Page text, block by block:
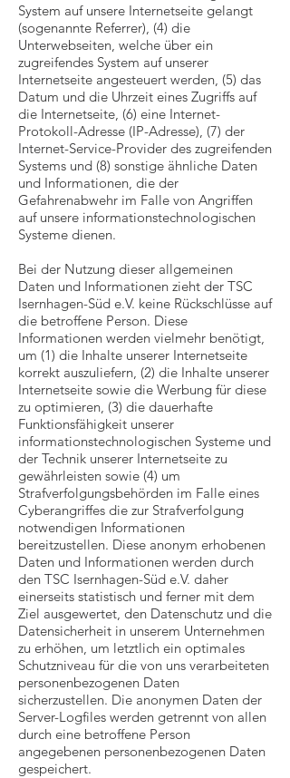
System auf unsere Internetseite gelangt
(sogenannte Referrer), (4) die
Unterwebseiten, welche über ein
zugreifendes System auf unserer
Internetseite angesteuert werden, (5) das
Datum und die Uhrzeit eines Zugriffs auf
die Internetseite, (6) eine Internet-
Protokoll-Adresse (IP-Adresse), (7) der
Internet-Service-Provider des zugreifenden
Systems und (8) sonstige ähnliche Daten
und Informationen, die der
Gefahrenabwehr im Falle von Angriffen
auf unsere informationstechnologischen
Systeme dienen.
Bei der Nutzung dieser allgemeinen
Daten und Informationen zieht der TSC
Isernhagen-Süd e.V. keine Rückschlüsse auf
die betroffene Person. Diese
Informationen werden vielmehr benötigt,
um (1) die Inhalte unserer Internetseite
korrekt auszuliefern, (2) die Inhalte unserer
Internetseite sowie die Werbung für diese
zu optimieren, (3) die dauerhafte
Funktionsfähigkeit unserer
informationstechnologischen Systeme und
der Technik unserer Internetseite zu
gewährleisten sowie (4) um
Strafverfolgungsbehörden im Falle eines
Cyberangriffes die zur Strafverfolgung
notwendigen Informationen
bereitzustellen. Diese anonym erhobenen
Daten und Informationen werden durch
den TSC Isernhagen-Süd e.V. daher
einerseits statistisch und ferner mit dem
Ziel ausgewertet, den Datenschutz und die
Datensicherheit in unserem Unternehmen
zu erhöhen, um letztlich ein optimales
Schutzniveau für die von uns verarbeiteten
personenbezogenen Daten
sicherzustellen. Die anonymen Daten der
Server-Logfiles werden getrennt von allen
durch eine betroffene Person
angegebenen personenbezogenen Daten
gespeichert.